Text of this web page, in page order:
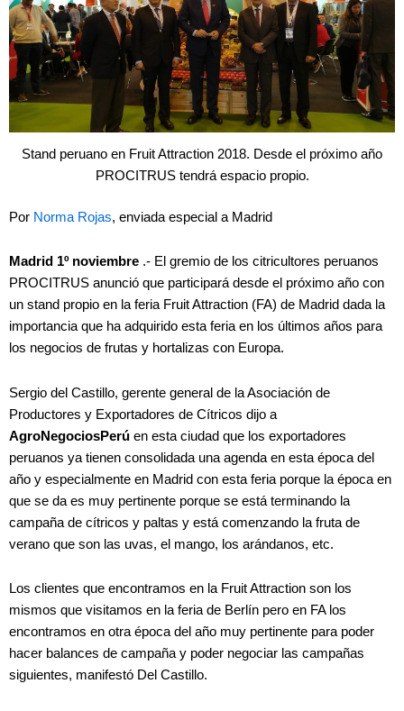
Stand peruano en Fruit Attraction 2018. Desde el próximo año
PROCITRUS tendrá espacio propio.
Por Norma Rojas, enviada especial a Madrid
Madrid 1º noviembre .- El gremio de los citricultores peruanos
PROCITRUS anunció que participará desde el próximo año con
un stand propio en la feria Fruit Attraction (FA) de Madrid dada la
importancia que ha adquirido esta feria en los últimos años para
los negocios de frutas y hortalizas con Europa.
Sergio del Castillo, gerente general de la Asociación de
Productores y Exportadores de Cítricos dijo a
AgroNegociosPerú en esta ciudad que los exportadores
peruanos ya tienen consolidada una agenda en esta época del
año y especialmente en Madrid con esta feria porque la época en
que se da es muy pertinente porque se está terminando la
campaña de cítricos y paltas y está comenzando la fruta de
verano que son las uvas, el mango, los arándanos, etc.
Los clientes que encontramos en la Fruit Attraction son los
mismos que visitamos en la feria de Berlín pero en FA los
encontramos en otra época del año muy pertinente para poder
hacer balances de campaña y poder negociar las campañas
siguientes, manifestó Del Castillo.